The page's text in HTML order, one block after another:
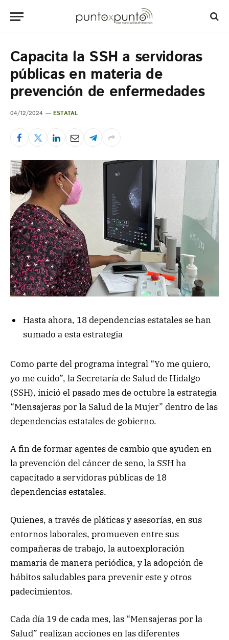
Capacita la SSH a servidoras
públicas en materia de
prevención de enfermedades
04/12/2024 ESTATAL
Hasta ahora, 18 dependencias estatales se han
sumado a esta estrategia
Como parte del programa integral “Yo me quiero,
yo me cuido”, la Secretaría de Salud de Hidalgo
(SSH), inició el pasado mes de octubre la estrategia
“Mensajeras por la Salud de la Mujer” dentro de las
dependencias estatales de gobierno.
A fin de formar agentes de cambio que ayuden en
la prevención del cáncer de seno, la SSH ha
capacitado a servidoras públicas de 18
dependencias estatales.
Quienes, a través de pláticas y asesorías, en sus
entornos laborales, promueven entre sus
compañeras de trabajo, la autoexploración
mamaria de manera periódica, y la adopción de
hábitos saludables para prevenir este y otros
padecimientos.
Cada día 19 de cada mes, las “Mensajeras por la
Salud” realizan acciones en las diferentes